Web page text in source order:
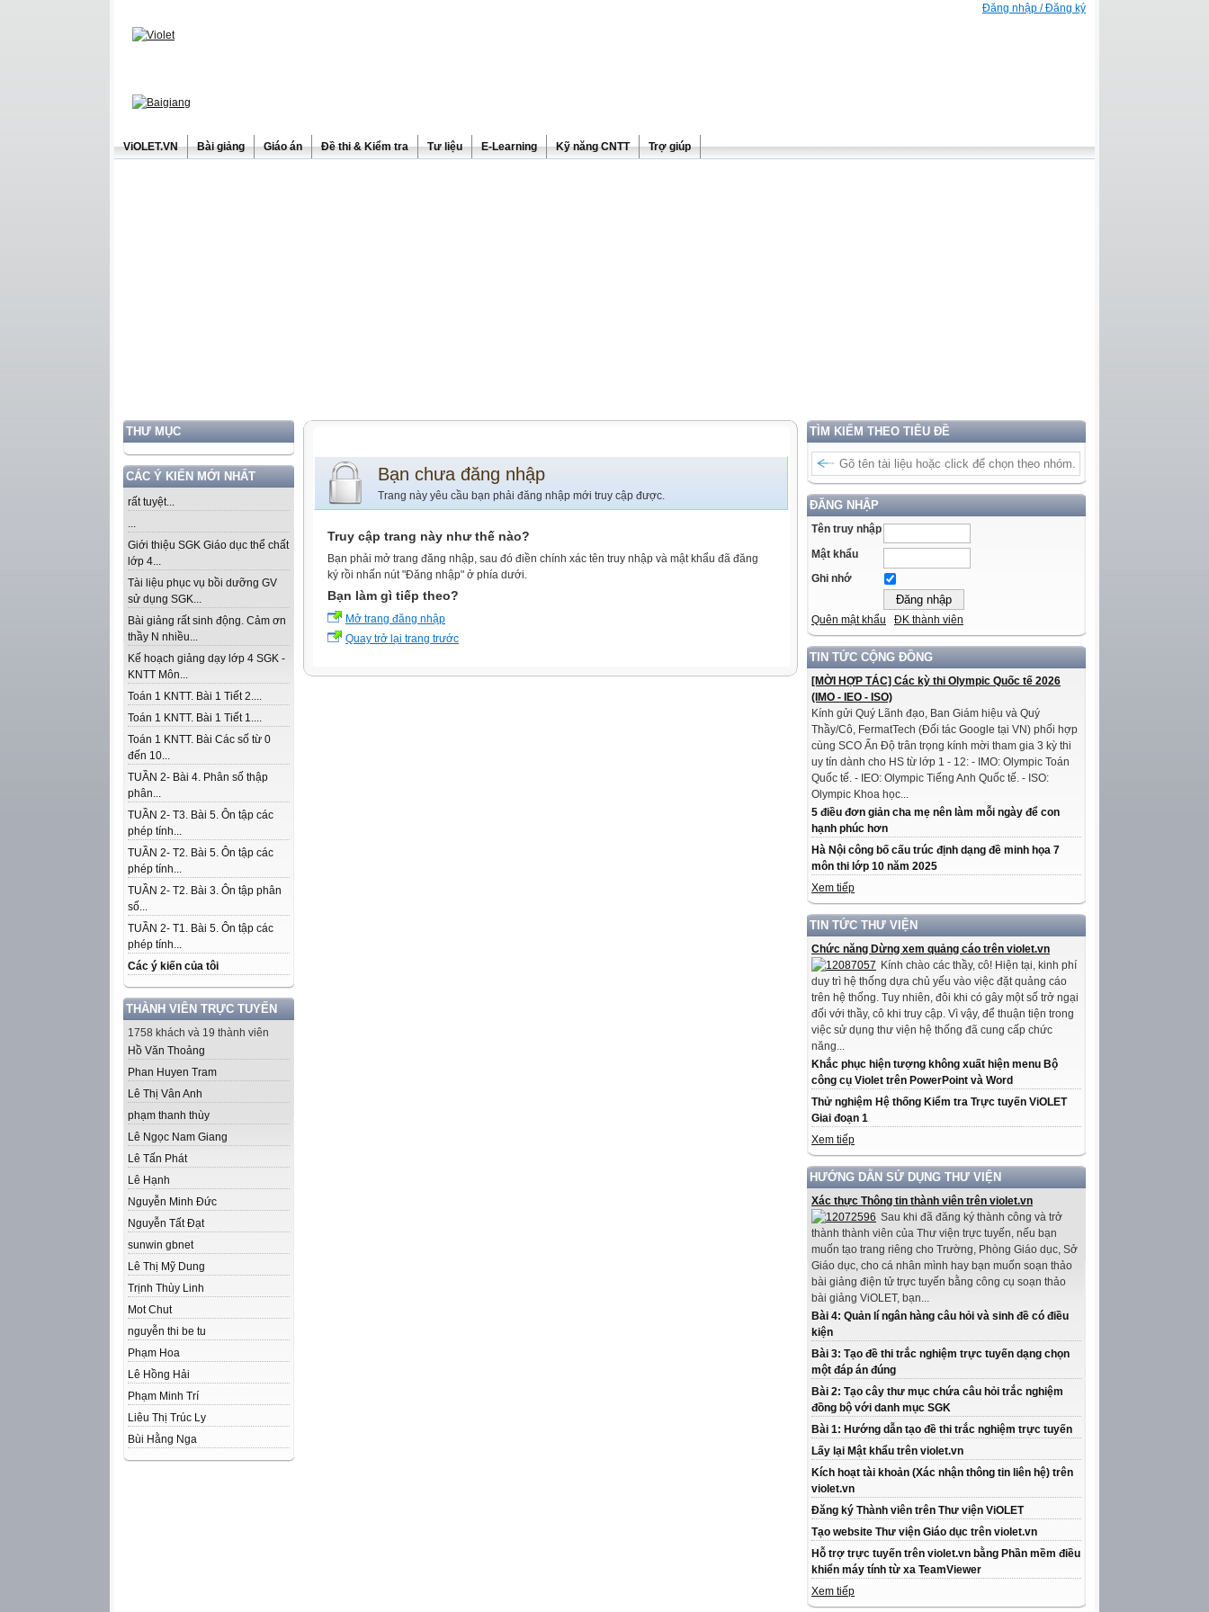
Đăng nhập / Đăng ký
ViOLET.VN Bài giảng Giáo án Đề thi & Kiểm tra Tư liệu E-Learning Kỹ năng CNTT Trợ giúp
THƯ MỤC
CÁC Ý KIẾN MỚI NHẤT
rất tuyệt...
...
Giới thiệu SGK Giáo dục thể chất
lớp 4...
Tài liệu phục vụ bồi dưỡng GV
sử dụng SGK...
Bài giảng rất sinh động. Cảm ơn
thầy N nhiều...
Kế hoạch giảng dạy lớp 4 SGK -
KNTT Môn...
Toán 1 KNTT. Bài 1 Tiết 2....
Toán 1 KNTT. Bài 1 Tiết 1....
Toán 1 KNTT. Bài Các số từ 0
đến 10...
TUẦN 2- Bài 4. Phân số thập
phân...
TUẦN 2- T3. Bài 5. Ôn tập các
phép tính...
TUẦN 2- T2. Bài 5. Ôn tập các
phép tính...
TUẦN 2- T2. Bài 3. Ôn tập phân
số...
TUẦN 2- T1. Bài 5. Ôn tập các
phép tính...
Các ý kiến của tôi
THÀNH VIÊN TRỰC TUYẾN
1758 khách và 19 thành viên
Hồ Văn Thoảng
Phan Huyen Tram
Lê Thị Vân Anh
phạm thanh thùy
Lê Ngọc Nam Giang
Lê Tấn Phát
Lê Hạnh
Nguyễn Minh Đức
Nguyễn Tất Đạt
sunwin gbnet
Lê Thị Mỹ Dung
Trịnh Thùy Linh
Mot Chut
nguyễn thi be tu
Phạm Hoa
Lê Hồng Hải
Phạm Minh Trí
Liêu Thị Trúc Ly
Bùi Hằng Nga
TÌM KIẾM THEO TIÊU ĐỀ
ĐĂNG NHẬP
Tên truy nhập
Mật khẩu
Ghi nhớ
Quên mật khẩu ĐK thành viên
TIN TỨC CỘNG ĐỒNG
[MỜI HỢP TÁC] Các kỳ thi Olympic Quốc tế 2026
(IMO - IEO - ISO)
Kính gửi Quý Lãnh đạo, Ban Giám hiệu và Quý
Thầy/Cô, FermatTech (Đối tác Google tại VN) phối hợp
cùng SCO Ấn Độ trân trọng kính mời tham gia 3 kỳ thi
uy tín dành cho HS từ lớp 1 - 12: - IMO: Olympic Toán
Quốc tế. - IEO: Olympic Tiếng Anh Quốc tế. - ISO:
Olympic Khoa học...
5 điều đơn giản cha mẹ nên làm mỗi ngày để con
hạnh phúc hơn
Hà Nội công bố cấu trúc định dạng đề minh họa 7
môn thi lớp 10 năm 2025
Xem tiếp
TIN TỨC THƯ VIỆN
Chức năng Dừng xem quảng cáo trên violet.vn
Kính chào các thầy, cô! Hiện tại, kinh phí
duy trì hệ thống dựa chủ yếu vào việc đặt quảng cáo
trên hệ thống. Tuy nhiên, đôi khi có gây một số trở ngại
đối với thầy, cô khi truy cập. Vì vậy, để thuận tiện trong
việc sử dụng thư viện hệ thống đã cung cấp chức
năng...
Khắc phục hiện tượng không xuất hiện menu Bộ
công cụ Violet trên PowerPoint và Word
Thử nghiệm Hệ thống Kiểm tra Trực tuyến ViOLET
Giai đoạn 1
Xem tiếp
HƯỚNG DẪN SỬ DỤNG THƯ VIỆN
Xác thực Thông tin thành viên trên violet.vn
Sau khi đã đăng ký thành công và trở
thành thành viên của Thư viện trực tuyến, nếu bạn
muốn tạo trang riêng cho Trường, Phòng Giáo dục, Sở
Giáo dục, cho cá nhân mình hay bạn muốn soạn thảo
bài giảng điện tử trực tuyến bằng công cụ soạn thảo
bài giảng ViOLET, bạn...
Bài 4: Quản lí ngân hàng câu hỏi và sinh đề có điều
kiện
Bài 3: Tạo đề thi trắc nghiệm trực tuyến dạng chọn
một đáp án đúng
Bài 2: Tạo cây thư mục chứa câu hỏi trắc nghiệm
đồng bộ với danh mục SGK
Bài 1: Hướng dẫn tạo đề thi trắc nghiệm trực tuyến
Lấy lại Mật khẩu trên violet.vn
Kích hoạt tài khoản (Xác nhận thông tin liên hệ) trên
violet.vn
Đăng ký Thành viên trên Thư viện ViOLET
Tạo website Thư viện Giáo dục trên violet.vn
Hỗ trợ trực tuyến trên violet.vn bằng Phần mềm điều
khiển máy tính từ xa TeamViewer
Xem tiếp
Bạn chưa đăng nhập
Trang này yêu cầu bạn phải đăng nhập mới truy cập được.
Truy cập trang này như thế nào?
Bạn phải mở trang đăng nhập, sau đó điền chính xác tên truy nhập và mật khẩu đã đăng
ký rồi nhấn nút "Đăng nhập" ở phía dưới.
Bạn làm gì tiếp theo?
Mở trang đăng nhập
Quay trở lại trang trước